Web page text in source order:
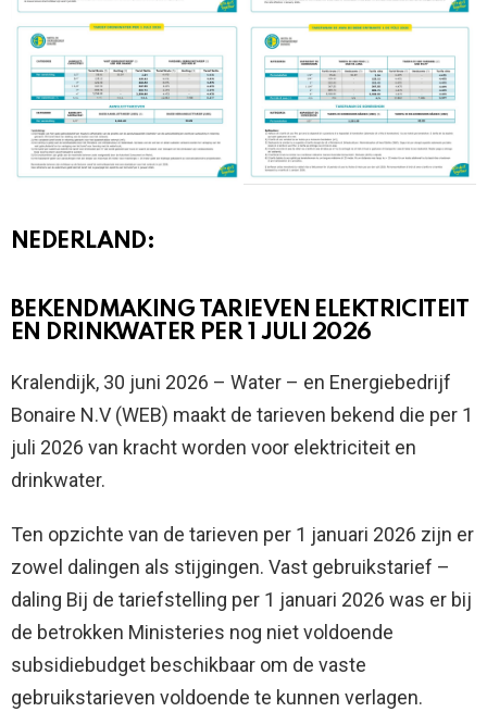
NEDERLAND:
BEKENDMAKING TARIEVEN ELEKTRICITEIT
EN DRINKWATER PER 1 JULI 2026
Kralendijk, 30 juni 2026 – Water – en Energiebedrijf
Bonaire N.V (WEB) maakt de tarieven bekend die per 1
juli 2026 van kracht worden voor elektriciteit en
drinkwater.
Ten opzichte van de tarieven per 1 januari 2026 zijn er
zowel dalingen als stijgingen. Vast gebruikstarief –
daling Bij de tariefstelling per 1 januari 2026 was er bij
de betrokken Ministeries nog niet voldoende
subsidiebudget beschikbaar om de vaste
gebruikstarieven voldoende te kunnen verlagen.